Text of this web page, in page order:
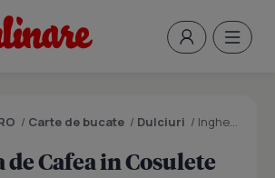
/ Carte de bucate / Dulciuri / Inghetata de Cafea in Cosulete
Cafea in Cosulete